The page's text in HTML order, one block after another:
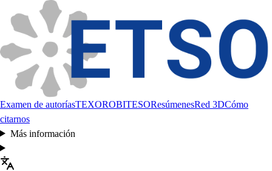
Examen de autoríasTEXOROBITESOResúmenesRed 3DCómo
citarnos
Más información